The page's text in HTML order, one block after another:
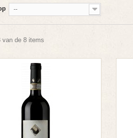
--
van de 8 items